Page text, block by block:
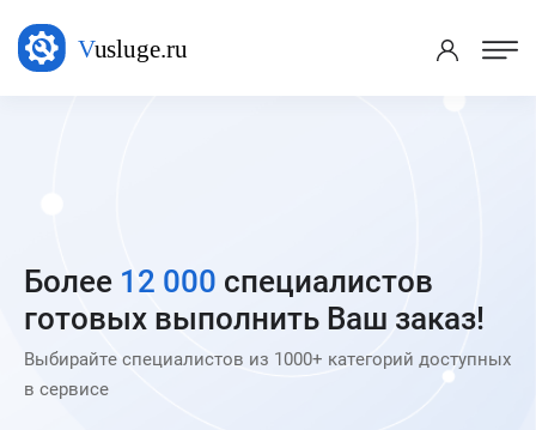
Более 12 000 специалистов
готовых выполнить Ваш заказ!
Выбирайте специалистов из 1000+ категорий доступных
в сервисе